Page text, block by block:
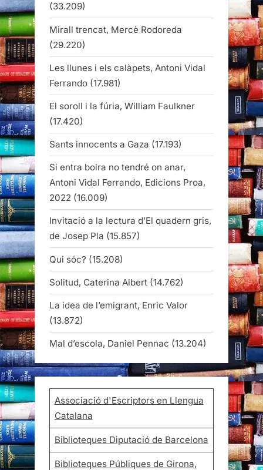
(33.209)
Mirall trencat, Mercè Rodoreda
(29.220)
Les llunes i els calàpets, Antoni Vidal
Ferrando (17.981)
El soroll i la fúria, William Faulkner
(17.420)
Sants innocents a Gaza (17.193)
Si entra boira no tendré on anar,
Antoni Vidal Ferrando, Edicions Proa,
2022 (16.009)
Invitació a la lectura d’El quadern gris,
de Josep Pla (15.857)
Qui sóc? (15.208)
Solitud, Caterina Albert (14.762)
La idea de l’emigrant, Enric Valor
(13.872)
Mal d’escola, Daniel Pennac (13.204)
Associació d'Escriptors en Llengua
Catalana
Biblioteques Diputació de Barcelona
Biblioteques Públiques de Girona,